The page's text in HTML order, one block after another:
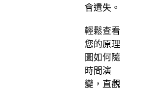
會遺失。
輕鬆查看
您的原理
圖如何隨
時間演
變，直觀